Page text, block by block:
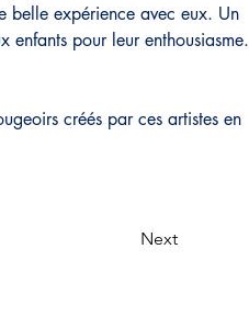
belle expérience avec eux. Un
pour leur enthousiasme.
créés par ces artistes en
Next